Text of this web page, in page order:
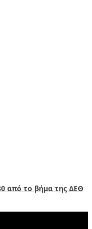
από το βήμα της ΔΕΘ